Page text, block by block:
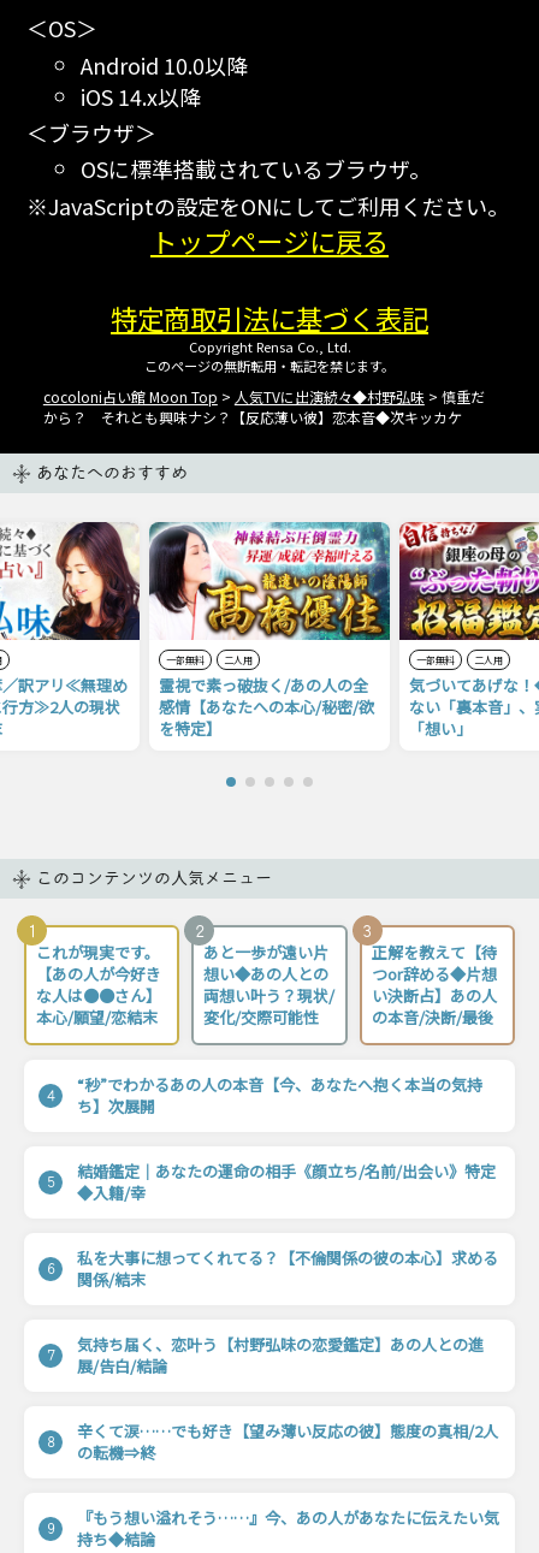
＜OS＞
Android 10.0以降
iOS 14.x以降
＜ブラウザ＞
OSに標準搭載されているブラウザ。
※JavaScriptの設定をONにしてご利用ください。
トップページに戻る
特定商取引法に基づく表記
Copyright Rensa Co., Ltd.
このページの無断転用・転記を禁じます。
cocoloni占い館 Moon Top > 人気TVに出演続々◆村野弘味> 慎重だ
から？ それとも興味ナシ？【反応薄い彼】恋本音◆次キッカケ
あなたへのおすすめ
訳アリ≪無理め
方≫2人の現状
一部無料 二人用
霊視で素っ破抜く/あの人の全
感情【あなたへの本心/秘密/欲
を特定】
一部無料 二人用
気づいてあげな
ない「裏本音」
「想い」
このコンテンツの人気メニュー
1
これが現実です。
【あの人が今好き
な人は●●さん】
本心/願望/恋結末
2
あと一歩が遠い片
想い◆あの人との
両想い叶う？現状/
変化/交際可能性
3
正解を教えて【待
つor辞める◆片想
い決断占】あの人
の本音/決断/最後
4
“秒”でわかるあの人の本音【今、あなたへ抱く本当の気持
ち】次展開
5
結婚鑑定｜あなたの運命の相手《顔立ち/名前/出会い》特定
◆入籍/幸
6
私を大事に想ってくれてる？【不倫関係の彼の本心】求める
関係/結末
7
気持ち届く、恋叶う【村野弘味の恋愛鑑定】あの人との進
展/告白/結論
8
辛くて涙……でも好き【望み薄い反応の彼】態度の真相/2人
の転機⇒終
9
『もう想い溢れそう……』今、あの人があなたに伝えたい気
持ち◆結論